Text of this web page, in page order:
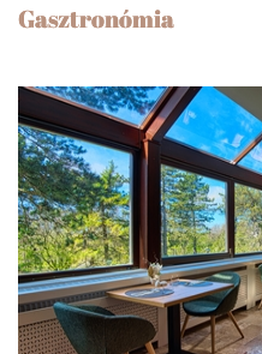
Gasztronómia